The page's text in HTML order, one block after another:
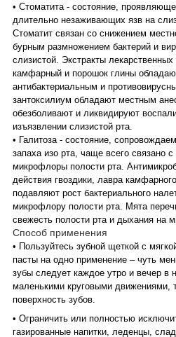
• Стоматита - состояние,
длительно незаживающих язв на
Стоматит связан со снижением
бурным размножением бактерий и
слизистой. Экстракты
камфарный и порошок глины
антибактериальным и
зантоксилиум обладают местным
обезболивают и ликвидируют
изъязвлении слизистой рта.
• Галитоза - состояние,
запаха изо рта, чаще всего связано
микрофлоры полости рта.
действия гвоздики, лавра
подавляют рост бактериального
микрофлору полости рта. Мята
свежесть полости рта и дыхания на
Способ применения
• Пользуйтесь зубной щеткой с
пасты на одно применение – чуть
зубы следует каждое утро и вечер в
маленькими круговыми движениями,
поверхность зубов.
• Ограничить или полностью
газированные напитки, леденцы,